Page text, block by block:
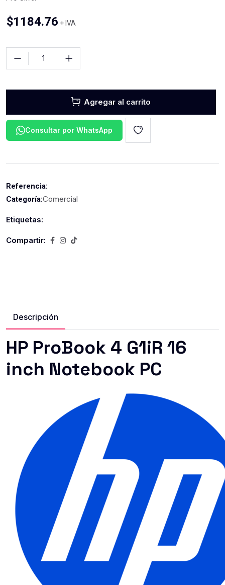
$1184.76 + IVA
Agregar al carrito
Consultar por WhatsApp
Referencia:
Categoría:Comercial
Etiquetas:
Compartir:
Descripción
HP ProBook 4 G1iR 16
inch Notebook PC